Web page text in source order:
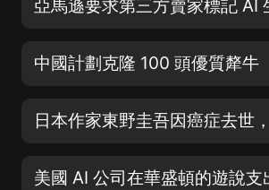
中國計劃克隆 100 頭優質犛牛